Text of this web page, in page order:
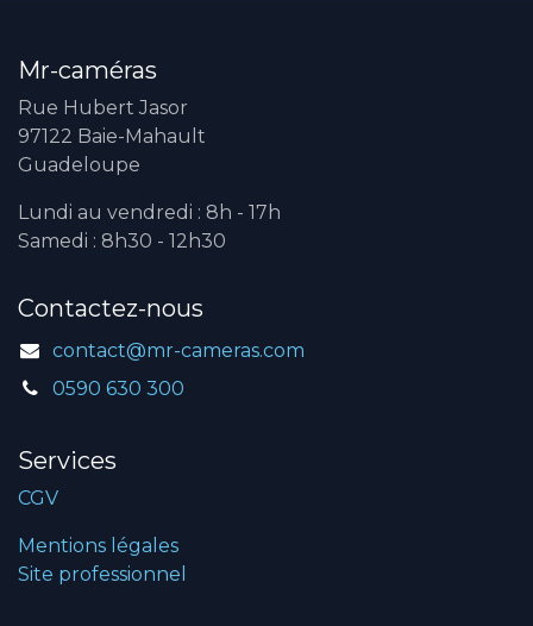
Mr-caméras
Rue Hubert Jasor
97122 Baie-Mahault
Guadeloupe
Lundi au vendredi : 8h - 17h
Samedi : 8h30 - 12h30
Contactez-nous
contact@mr-cameras.com
0590 630 300
Services
CGV
Mentions légales
Site professionnel